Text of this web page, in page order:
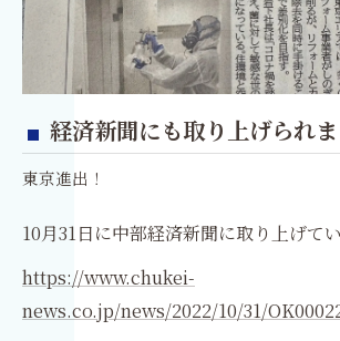
経済新聞にも取り上げられま
東京進出！
10月31日に中部経済新聞に取り上げて
https://www.chukei-
news.co.jp/news/2022/10/31/